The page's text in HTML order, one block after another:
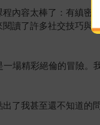
內容太棒了：有縝密
讀了許多社交技巧與
一場精彩絕倫的冒險
了我甚至還不知道的